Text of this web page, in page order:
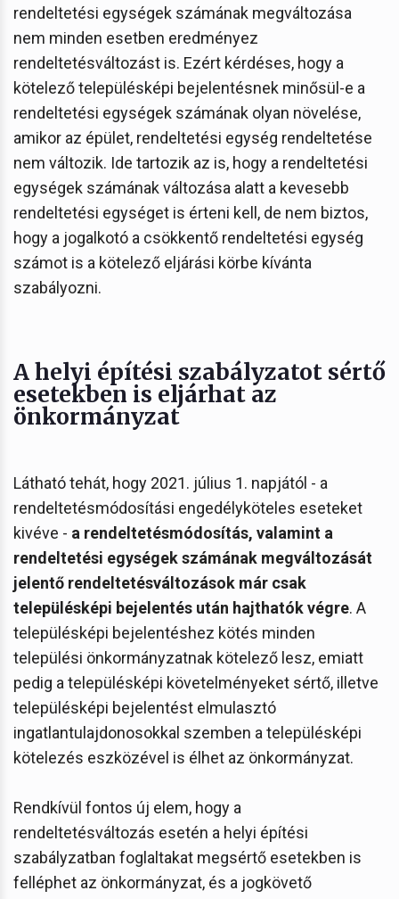
rendeltetési egységek számának megváltozása
nem minden esetben eredményez
rendeltetésváltozást is. Ezért kérdéses, hogy a
kötelező településképi bejelentésnek minősül-e a
rendeltetési egységek számának olyan növelése,
amikor az épület, rendeltetési egység rendeltetése
nem változik. Ide tartozik az is, hogy a rendeltetési
egységek számának változása alatt a kevesebb
rendeltetési egységet is érteni kell, de nem biztos,
hogy a jogalkotó a csökkentő rendeltetési egység
számot is a kötelező eljárási körbe kívánta
szabályozni.
A helyi építési szabályzatot sértő
esetekben is eljárhat az
önkormányzat
Látható tehát, hogy 2021. július 1. napjától - a
rendeltetésmódosítási engedélyköteles eseteket
kivéve - a rendeltetésmódosítás, valamint a
rendeltetési egységek számának megváltozását
jelentő rendeltetésváltozások már csak
településképi bejelentés után hajthatók végre. A
településképi bejelentéshez kötés minden
települési önkormányzatnak kötelező lesz, emiatt
pedig a településképi követelményeket sértő, illetve
településképi bejelentést elmulasztó
ingatlantulajdonosokkal szemben a településképi
kötelezés eszközével is élhet az önkormányzat.
Rendkívül fontos új elem, hogy a
rendeltetésváltozás esetén a helyi építési
szabályzatban foglaltakat megsértő esetekben is
felléphet az önkormányzat, és a jogkövető